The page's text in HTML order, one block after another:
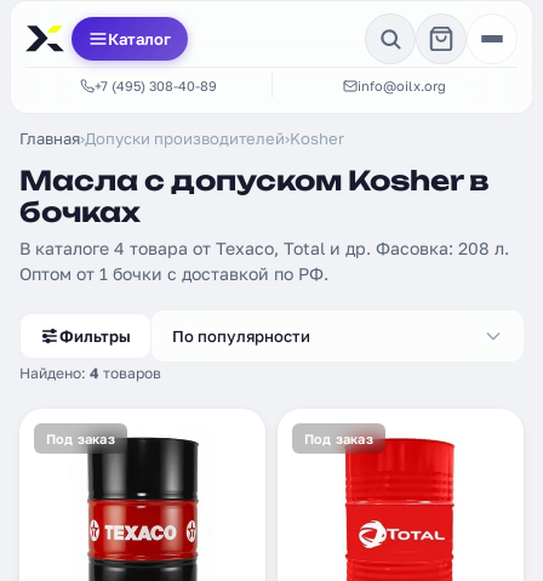
Каталог
+7 (495) 308-40-89 info@oilx.org
Главная›Допуски производителей›Kosher
Масла с допуском Kosher в
бочках
В каталоге 4 товара от Texaco, Total и др. Фасовка: 208 л.
Оптом от 1 бочки с доставкой по РФ.
Фильтры
Найдено: 4 товаров
По популярности
Под заказ Под заказ